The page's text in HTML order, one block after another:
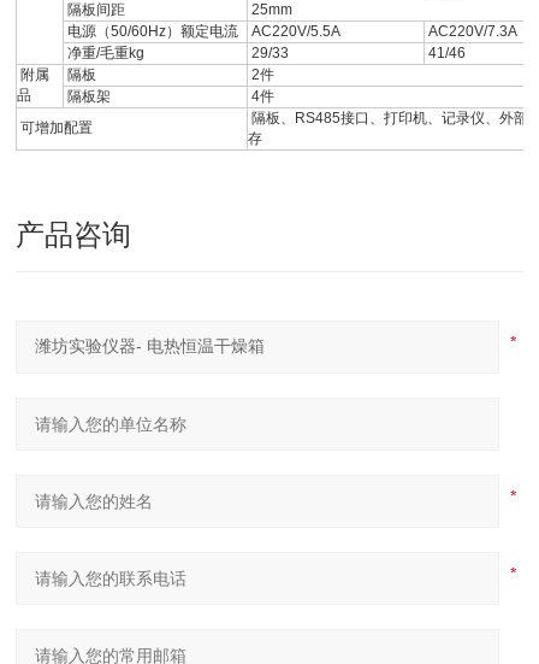
隔板间距
25mm
电源（50/60Hz）额定电流
AC220V/5.5A
AC220V/7.3A
净重/毛重kg
29/33
41/46
附属
品
隔板
2件
隔板架
4件
可增加配置
隔板、RS485接口、打印机、记录仪、外部
存
产品咨询